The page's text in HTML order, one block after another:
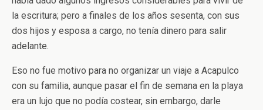
la escritura; pero a finales de los años sesenta, con sus
dos hijos y esposa a cargo, no tenía dinero para salir
adelante.
Eso no fue motivo para no organizar un viaje a Acapulco
con su familia, aunque pasar el fin de semana en la playa
era un lujo que no podía costear, sin embargo, darle